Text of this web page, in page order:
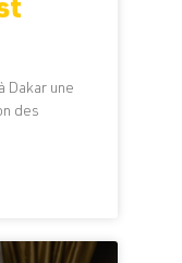
Dakar une
des